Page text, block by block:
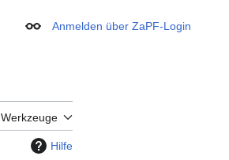
Erscheinungsbild
Anmelden über ZaPF-Login
Werkzeuge
Hilfe